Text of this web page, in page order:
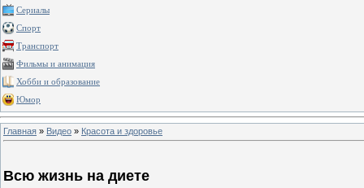
Сериалы
Спорт
Транспорт
Фильмы и анимация
Хобби и образование
Юмор
Главная » Видео » Красота и здоровье
Всю жизнь на диете